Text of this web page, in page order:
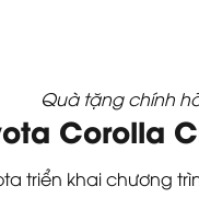
Quà tặng chính
Corolla
triển khai chương